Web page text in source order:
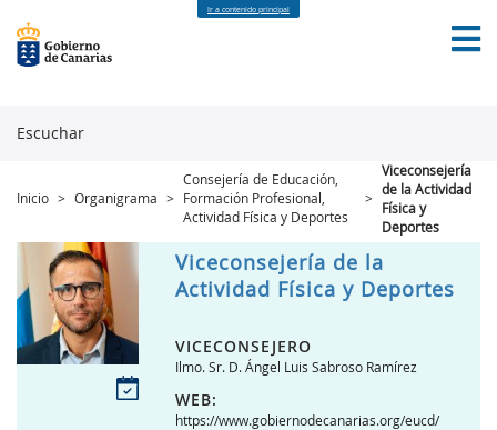
Ir a contenido principal
INICIO GOBIERNO ABIERTO
DATOS ABIERTOS
TRANSPARENCIA
CONTACTO
Escuchar
Inicio > Organigrama >
Consejería de Educación,
Formación Profesional,
Actividad Física y Deportes
>
Viceconsejería
de la Actividad
Física y
Deportes
Viceconsejería de la
Actividad Física y Deportes
VICECONSEJERO
Ilmo. Sr. D. Ángel Luis Sabroso Ramírez
WEB:
https://www.gobiernodecanarias.org/eucd/